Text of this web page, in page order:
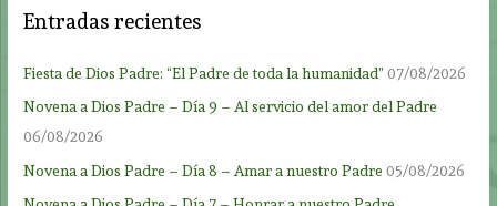
Entradas recientes
Fiesta de Dios Padre: “El Padre de toda la humanidad” 07/08/2026
Novena a Dios Padre – Día 9 – Al servicio del amor del Padre
06/08/2026
Novena a Dios Padre – Día 8 – Amar a nuestro Padre 05/08/2026